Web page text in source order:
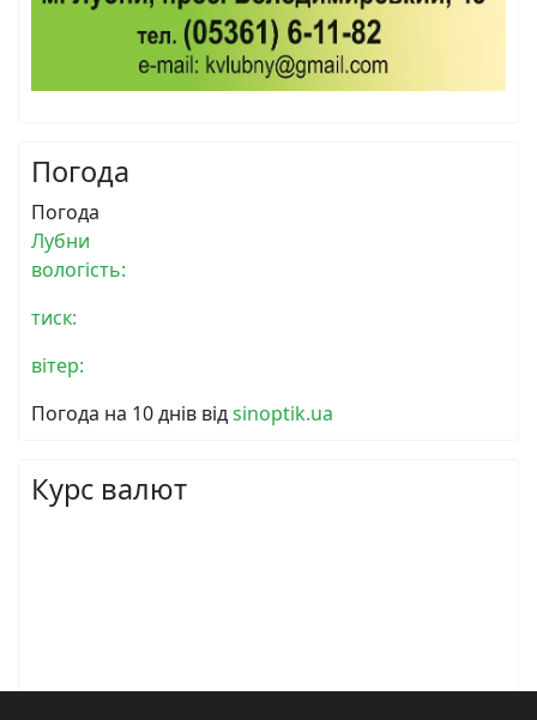
Погода
Погода
Лубни
вологість:
тиск:
вітер:
Погода на 10 днів відsinoptik.ua
Курс валют